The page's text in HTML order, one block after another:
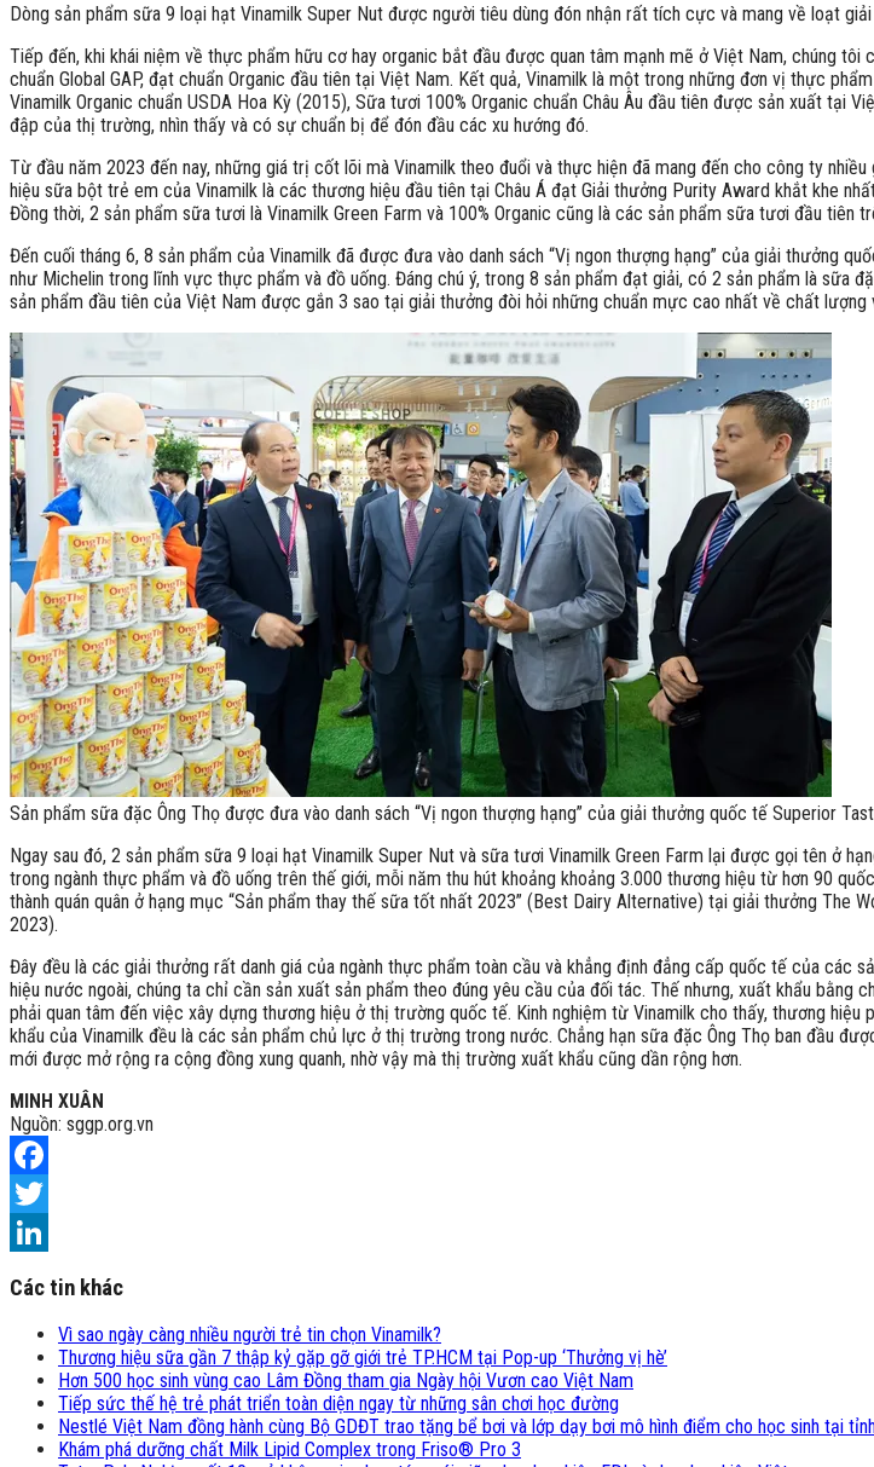
Dòng sản phẩm sữa 9 loại hạt Vinamilk Super Nut được người tiêu dùng đón nhận rất tích cực và mang về loạt
Tiếp đến, khi khái niệm về thực phẩm hữu cơ hay organic bắt đầu được quan tâm mạnh mẽ ở Việt Nam, chúng
chuẩn Global GAP, đạt chuẩn Organic đầu tiên tại Việt Nam. Kết quả, Vinamilk là một trong những đơn vị thực
Vinamilk Organic chuẩn USDA Hoa Kỳ (2015), Sữa tươi 100% Organic chuẩn Châu Âu đầu tiên được sản xuất tại
đập của thị trường, nhìn thấy và có sự chuẩn bị để đón đầu các xu hướng đó.
Từ đầu năm 2023 đến nay, những giá trị cốt lõi mà Vinamilk theo đuổi và thực hiện đã mang đến cho công ty
hiệu sữa bột trẻ em của Vinamilk là các thương hiệu đầu tiên tại Châu Á đạt Giải thưởng Purity Award khắt khe
Đồng thời, 2 sản phẩm sữa tươi là Vinamilk Green Farm và 100% Organic cũng là các sản phẩm sữa tươi đầu
Đến cuối tháng 6, 8 sản phẩm của Vinamilk đã được đưa vào danh sách “Vị ngon thượng hạng” của giải thưởng
như Michelin trong lĩnh vực thực phẩm và đồ uống. Đáng chú ý, trong 8 sản phẩm đạt giải, có 2 sản phẩm là sữa
sản phẩm đầu tiên của Việt Nam được gắn 3 sao tại giải thưởng đòi hỏi những chuẩn mực cao nhất về chất lượng
Sản phẩm sữa đặc Ông Thọ được đưa vào danh sách “Vị ngon thượng hạng” của giải thưởng quốc tế Superior
Ngay sau đó, 2 sản phẩm sữa 9 loại hạt Vinamilk Super Nut và sữa tươi Vinamilk Green Farm lại được gọi tên ở
trong ngành thực phẩm và đồ uống trên thế giới, mỗi năm thu hút khoảng khoảng 3.000 thương hiệu từ hơn 90
thành quán quân ở hạng mục “Sản phẩm thay thế sữa tốt nhất 2023” (Best Dairy Alternative) tại giải thưởng The
2023).
Đây đều là các giải thưởng rất danh giá của ngành thực phẩm toàn cầu và khẳng định đẳng cấp quốc tế của các
hiệu nước ngoài, chúng ta chỉ cần sản xuất sản phẩm theo đúng yêu cầu của đối tác. Thế nhưng, xuất khẩu bằng
phải quan tâm đến việc xây dựng thương hiệu ở thị trường quốc tế. Kinh nghiệm từ Vinamilk cho thấy, thương
khẩu của Vinamilk đều là các sản phẩm chủ lực ở thị trường trong nước. Chẳng hạn sữa đặc Ông Thọ ban đầu
mới được mở rộng ra cộng đồng xung quanh, nhờ vậy mà thị trường xuất khẩu cũng dần rộng hơn.
MINH XUÂN
Nguồn: sggp.org.vn
Facebook
Twitter
Các tin khác
Vì sao ngày càng nhiều người trẻ tin chọn Vinamilk?
Thương hiệu sữa gần 7 thập kỷ gặp gỡ giới trẻ TP.HCM tại Pop-up ‘Thưởng vị hè’
Hơn 500 học sinh vùng cao Lâm Đồng tham gia Ngày hội Vươn cao Việt Nam
Tiếp sức thế hệ trẻ phát triển toàn diện ngay từ những sân chơi học đường
Nestlé Việt Nam đồng hành cùng Bộ GDĐT trao tặng bể bơi và lớp dạy bơi mô hình điểm cho học sinh tại
Khám phá dưỡng chất Milk Lipid Complex trong Friso® Pro 3